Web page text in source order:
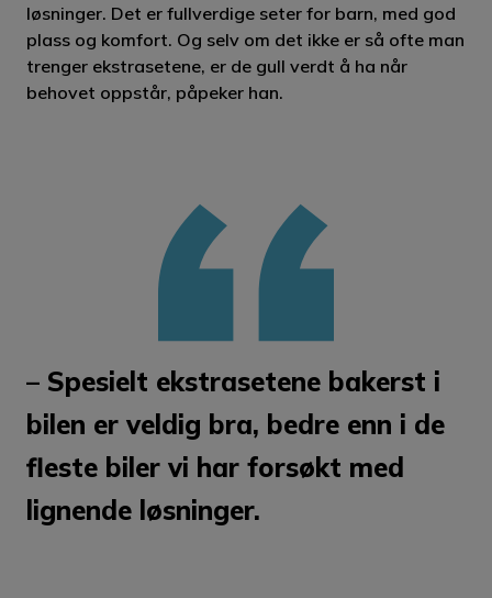
løsninger. Det er fullverdige seter for barn, med god
plass og komfort. Og selv om det ikke er så ofte man
trenger ekstrasetene, er de gull verdt å ha når
behovet oppstår, påpeker han.
– Spesielt ekstrasetene bakerst i
bilen er veldig bra, bedre enn i de
fleste biler vi har forsøkt med
lignende løsninger.